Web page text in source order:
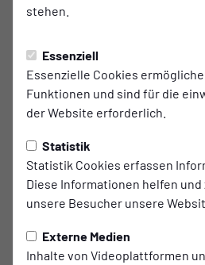
stehen.
Essenziell
Essenzielle Cookies
Funktionen und sind für die
der Website erforderlich.
Statistik
Statistik Cookies erfassen
Diese Informationen helfen
unsere Besucher unsere
Externe Medien
Inhalte von Videoplattformen
1. ETB Frauen
Niederwenigern
Niederwenigern der erwartet
Max Schäfer hatte die Hattinger
und war gut auf die extrem
vorbereitet.
Bereits in der 1. Minute hatten die
ihre erste grosse Chance,